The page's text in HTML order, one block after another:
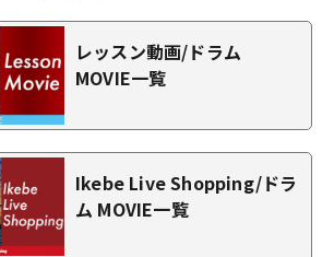
レッスン動画/ドラム
MOVIE一覧
Ikebe Live Shopping/ドラ
ム MOVIE一覧